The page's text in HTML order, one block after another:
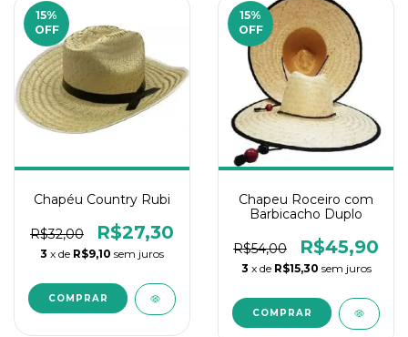
15%
OFF
Chapéu Country Rubi
R$32,00 R$27,30
3 x de R$9,10 sem juros
15%
OFF
Chapeu Roceiro com
Barbicacho Duplo
R$54,00 R$45,90
3 x de R$15,30 sem juros